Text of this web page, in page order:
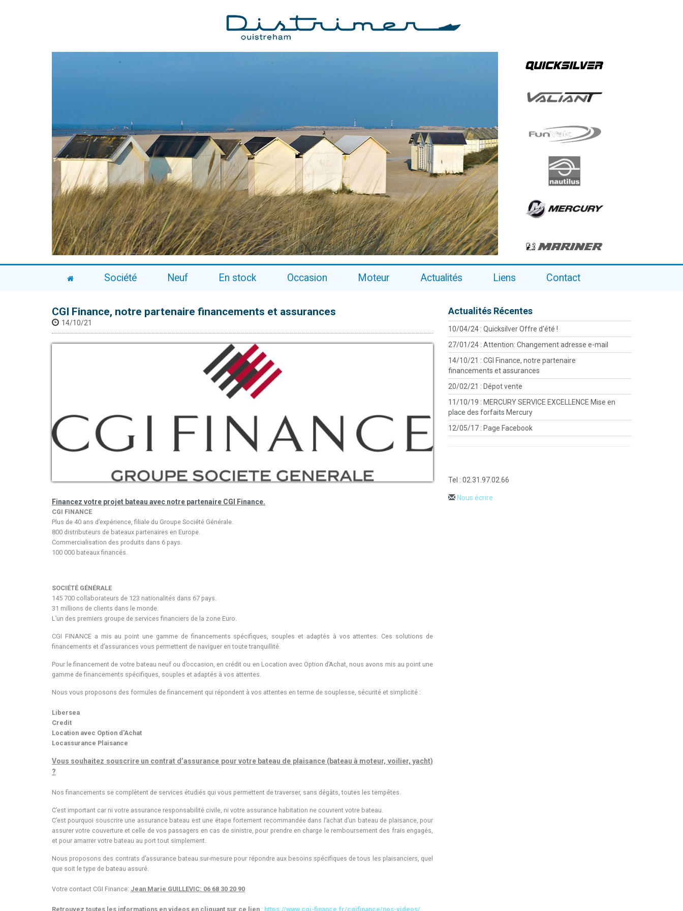
Société Neuf En stock Occasion Moteur Actualités Liens Contact
CGI Finance, notre partenaire financements et assurances
14/10/21
Financez votre projet bateau avec notre partenaire CGI Finance.
CGI FINANCE
Plus de 40 ans d’expérience, filiale du Groupe Société Générale.
800 distributeurs de bateaux partenaires en Europe.
Commercialisation des produits dans 6 pays.
100 000 bateaux financés.
SOCIÉTÉ GÉNÉRALE
145 700 collaborateurs de 123 nationalités dans 67 pays.
31 millions de clients dans le monde.
L’un des premiers groupe de services financiers de la zone Euro.
CGI FINANCE a mis au point une gamme de financements spécifiques, souples et adaptés à vos attentes. Ces solutions de
financements et d’assurances vous permettent de naviguer en toute tranquillité.
Pour le financement de votre bateau neuf ou d’occasion, en crédit ou en Location avec Option d’Achat, nous avons mis au point une
gamme de financements spécifiques, souples et adaptés à vos attentes.
Nous vous proposons des formules de financement qui répondent à vos attentes en terme de souplesse, sécurité et simplicité :
Libersea
Credit
Location avec Option d'Achat
Locassurance Plaisance
Vous souhaitez souscrire un contrat d’assurance pour votre bateau de plaisance (bateau à moteur, voilier, yacht)
?
Nos financements se complètent de services étudiés qui vous permettent de traverser, sans dégâts, toutes les tempêtes.
C’est important car ni votre assurance responsabilité civile, ni votre assurance habitation ne couvrent votre bateau.
C’est pourquoi souscrire une assurance bateau est une étape fortement recommandée dans l’achat d’un bateau de plaisance, pour
assurer votre couverture et celle de vos passagers en cas de sinistre, pour prendre en charge le remboursement des frais engagés,
et pour amarrer votre bateau au port tout simplement.
Nous proposons des contrats d’assurance bateau sur-mesure pour répondre aux besoins spécifiques de tous les plaisanciers, quel
que soit le type de bateau assuré.
Votre contact CGI Finance: Jean Marie GUILLEVIC: 06 68 30 20 90
Retrouvez toutes les informations en videos en cliquant sur ce lien : https://www.cgi-finance.fr/cgifinance/nos-videos/
Actualités Récentes
10/04/24 : Quicksilver Offre d'été !
27/01/24 : Attention: Changement adresse e-mail
14/10/21 : CGI Finance, notre partenaire
financements et assurances
20/02/21 : Dépot vente
11/10/19 : MERCURY SERVICE EXCELLENCE Mise en
place des forfaits Mercury
12/05/17 : Page Facebook
Tel : 02.31.97.02.66
Nous écrire